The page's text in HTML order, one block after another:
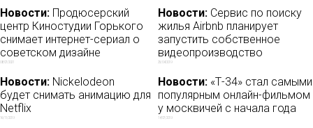
Новости: Продюсерский
центр Киностудии Горького
снимает интернет-сериал о
советском дизайне
08/07/2021
Новости: Сервис по поиску
жилья Airbnb планирует
запустить собственное
видеопроизводство
25/04/2019
Новости: Nickelodeon
будет снимать анимацию для
Netflix
16/11/2019
Новости: «Т-34» стал самыми
популярным онлайн-фильмом
у москвичей с начала года
14/07/2019